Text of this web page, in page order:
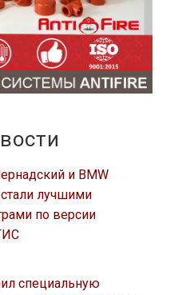
и BMW
лучшими
по версии
специальную